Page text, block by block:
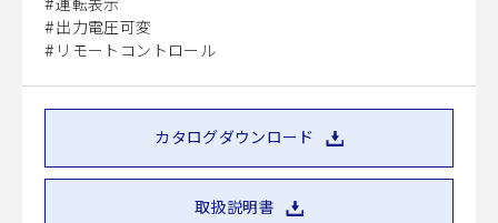
運転表示
出力電圧可変
リモートコントロール
カタログダウンロード
取扱説明書